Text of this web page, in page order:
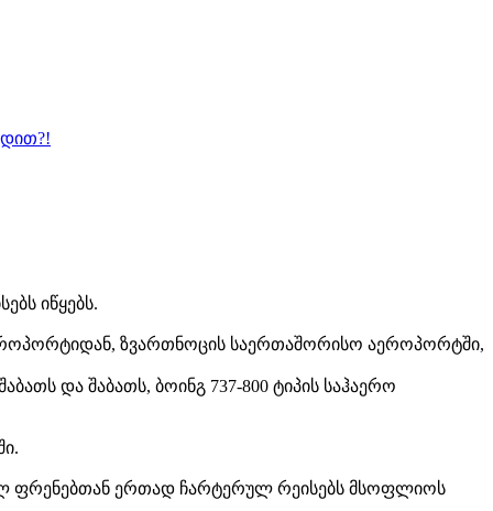
იწყებს.
ზვართნოცის საერთაშორისო აეროპორტში,
და შაბათს, ბოინგ 737-800 ტიპის საჰაერო
ფრენებთან ერთად ჩარტერულ რეისებს მსოფლიოს